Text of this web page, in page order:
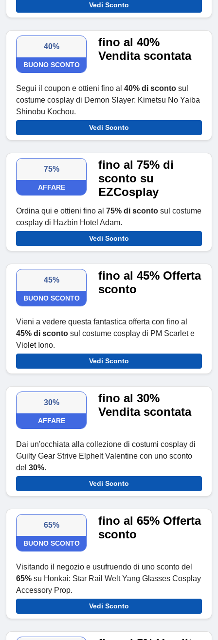
Vedi Sconto
40%
BUONO SCONTO
fino al 40%
Vendita scontata
Segui il coupon e ottieni fino al 40% di sconto sul
costume cosplay di Demon Slayer: Kimetsu No Yaiba
Shinobu Kochou.
Vedi Sconto
75%
AFFARE
fino al 75% di
sconto su
EZCosplay
Ordina qui e ottieni fino al 75% di sconto sul costume
cosplay di Hazbin Hotel Adam.
Vedi Sconto
45%
BUONO SCONTO
fino al 45% Offerta
sconto
Vieni a vedere questa fantastica offerta con fino al
45% di sconto sul costume cosplay di PM Scarlet e
Violet Iono.
Vedi Sconto
30%
AFFARE
fino al 30%
Vendita scontata
Dai un'occhiata alla collezione di costumi cosplay di
Guilty Gear Strive Elphelt Valentine con uno sconto
del 30%.
Vedi Sconto
65%
BUONO SCONTO
fino al 65% Offerta
sconto
Visitando il negozio e usufruendo di uno sconto del
65% su Honkai: Star Rail Welt Yang Glasses Cosplay
Accessory Prop.
Vedi Sconto